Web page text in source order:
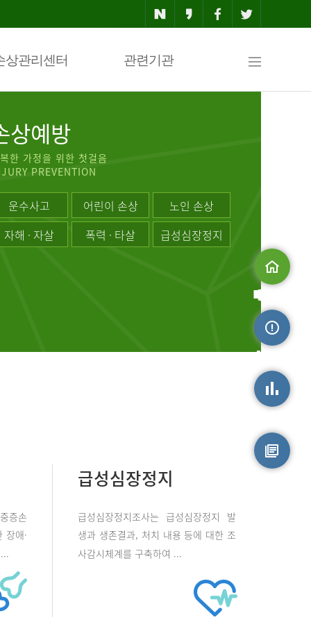
상관리센터 관련기관
맵
상예방
한 가정을 위한 첫걸음
PREVENTION
운수사고 어린이 손상
노인 손상
자해 · 자살
폭력 · 타살 급성심장정지
증손
장애·
급성심장정지
급성심장정지조사는 급성심장정지 발
생과 생존결과, 처치 내용 등에 대한 조
사감시체계를 구축하여 ...
메인으로
손상정보